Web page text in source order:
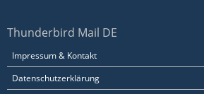
Thunderbird Mail DE
Impressum & Kontakt
Datenschutzerklärung